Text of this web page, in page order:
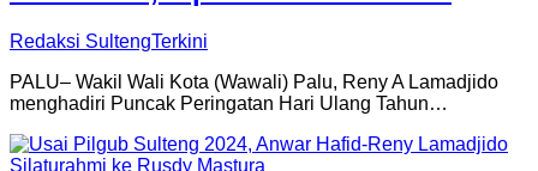
Redaksi SultengTerkini
PALU– Wakil Wali Kota (Wawali) Palu, Reny A Lamadjido
menghadiri Puncak Peringatan Hari Ulang Tahun…